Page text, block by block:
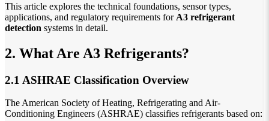
This article explores the technical foundations, sensor types,
applications, and regulatory requirements for A3 refrigerant
detection systems in detail.
2. What Are A3 Refrigerants?
2.1 ASHRAE Classification Overview
The American Society of Heating, Refrigerating and Air-
Conditioning Engineers (ASHRAE) classifies refrigerants based on: